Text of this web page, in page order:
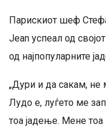
Парискиот шеф
Jean успеал од
од најпопуларните
„Дури и да сакам,
Лудо е, луѓето ме
тоа јадење. Мене